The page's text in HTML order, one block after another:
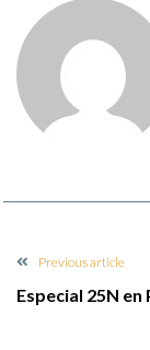
Previous article
Especial 25N en